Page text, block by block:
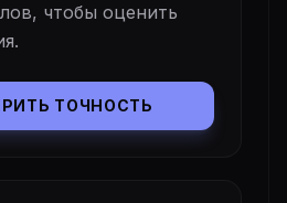
чтобы оценить
ТОЧНОСТЬ